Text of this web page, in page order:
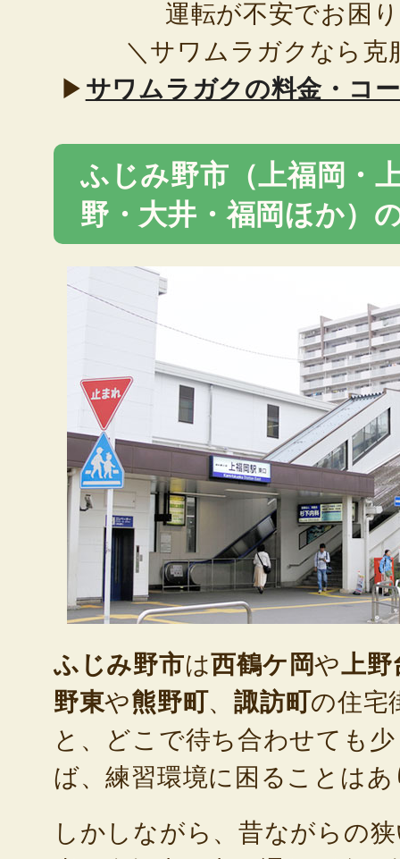
運転が不安でお困
＼サワムラガクなら克
▶ サワムラガクの料金・コ
ふじみ野市（上福岡・
野・大井・福岡ほか）
ふじみ野市は西鶴ケ岡や上野
野東や熊野町 、諏訪町 の住宅
と、どこで待ち合わせても
ば、練習環境に困ることは
しかしながら、昔ながらの